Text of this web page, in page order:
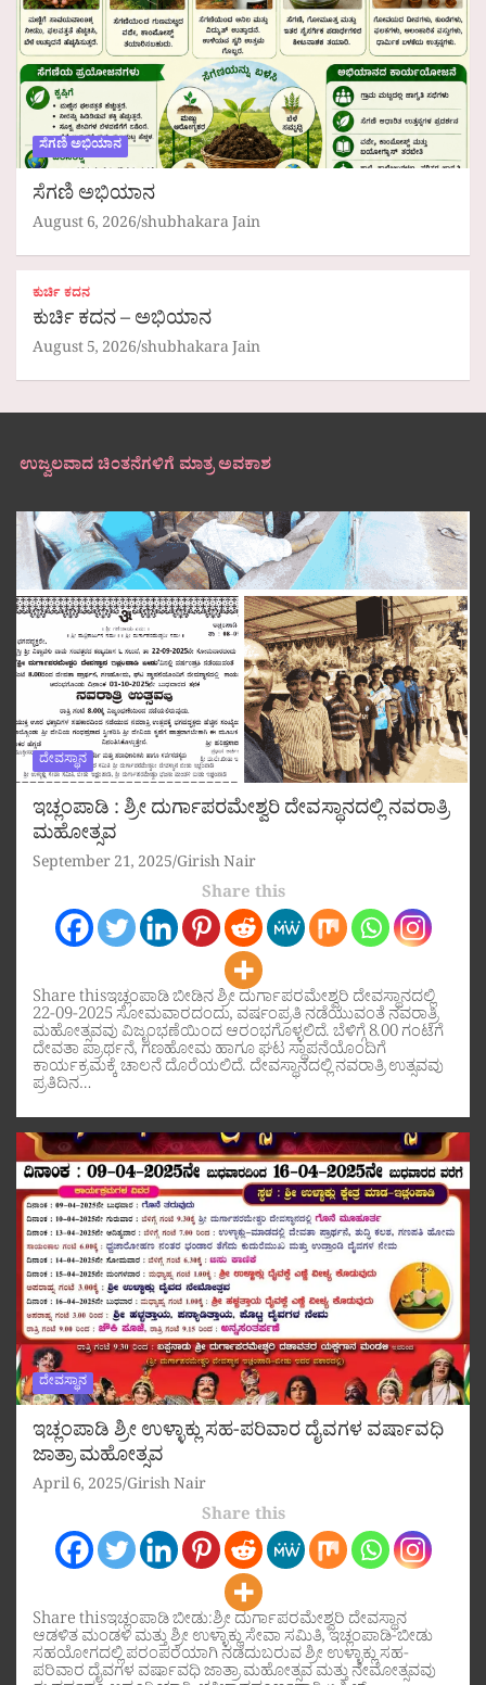
ಸೆಗಣಿ ಅಭಿಯಾನ
ಸೆಗಣಿ ಅಭಿಯಾನ
August 6, 2026 shubhakara Jain
ಕುರ್ಚಿ ಕದನ
ಕುರ್ಚಿ ಕದನ – ಅಭಿಯಾನ
August 5, 2026 shubhakara Jain
ಉಜ್ವಲವಾದ ಚಿಂತನೆಗಳಿಗೆ ಮಾತ್ರ ಅವಕಾಶ
ದೇವಸ್ಥಾನ
ಇಚ್ಲಂಪಾಡಿ : ಶ್ರೀ ದುರ್ಗಾಪರಮೇಶ್ವರಿ ದೇವಸ್ಥಾನದಲ್ಲಿ ನವರಾತ್ರಿ
ಮಹೋತ್ಸವ
September 21, 2025 Girish Nair
Share this
Share thisಇಚ್ಲಂಪಾಡಿ ಬೀಡಿನ ಶ್ರೀ ದುರ್ಗಾಪರಮೇಶ್ವರಿ ದೇವಸ್ಥಾನದಲ್ಲಿ
22-09-2025 ಸೋಮವಾರದಂದು, ವರ್ಷಂಪ್ರತಿ ನಡೆಯುವಂತೆ ನವರಾತ್ರಿ
ಮಹೋತ್ಸವವು ವಿಜೃಂಭಣೆಯಿಂದ ಆರಂಭಗೊಳ್ಳಲಿದೆ. ಬೆಳಿಗ್ಗೆ 8.00 ಗಂಟೆಗೆ
ದೇವತಾ ಪ್ರಾರ್ಥನೆ, ಗಣಹೋಮ ಹಾಗೂ ಘಟ ಸ್ಥಾಪನೆಯೊಂದಿಗೆ
ಕಾರ್ಯಕ್ರಮಕ್ಕೆ ಚಾಲನೆ ದೊರೆಯಲಿದೆ. ದೇವಸ್ಥಾನದಲ್ಲಿ ನವರಾತ್ರಿ ಉತ್ಸವವು
ಪ್ರತಿದಿನ…
ದೇವಸ್ಥಾನ
ಇಚ್ಲಂಪಾಡಿ ಶ್ರೀ ಉಳ್ಳಾಕ್ಲು ಸಹ-ಪರಿವಾರ ದೈವಗಳ ವರ್ಷಾವಧಿ
ಜಾತ್ರಾ ಮಹೋತ್ಸವ
April 6, 2025 Girish Nair
Share this
Share thisಇಚ್ಲಂಪಾಡಿ ಬೀಡು:ಶ್ರೀ ದುರ್ಗಾಪರಮೇಶ್ವರಿ ದೇವಸ್ಥಾನ
ಆಡಳಿತ ಮಂಡಳಿ ಮತ್ತು ಶ್ರೀ ಉಳ್ಳಾಕ್ಲು ಸೇವಾ ಸಮಿತಿ, ಇಚ್ಲಂಪಾಡಿ-ಬೀಡು
ಸಹಯೋಗದಲ್ಲಿ ಪರಂಪರೆಯಾಗಿ ನಡೆದುಬರುವ ಶ್ರೀ ಉಳ್ಳಾಕ್ಲು ಸಹ-
ಪರಿವಾರ ದೈವಗಳ ವರ್ಷಾವಧಿ ಜಾತ್ರಾ ಮಹೋತ್ಸವ ಮತ್ತು ನೇಮೋತ್ಸವವು